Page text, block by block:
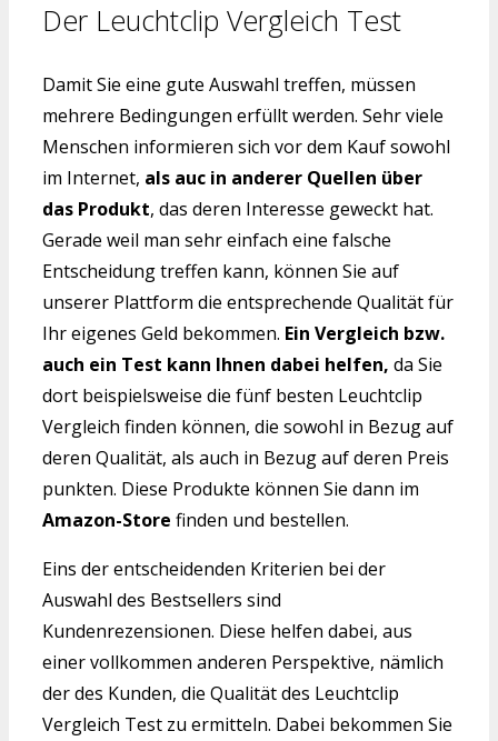
Der Leuchtclip Vergleich Test
Damit Sie eine gute Auswahl treffen, müssen
mehrere Bedingungen erfüllt werden. Sehr viele
Menschen informieren sich vor dem Kauf sowohl
im Internet, als auc in anderer Quellen über
das Produkt, das deren Interesse geweckt hat.
Gerade weil man sehr einfach eine falsche
Entscheidung treffen kann, können Sie auf
unserer Plattform die entsprechende Qualität für
Ihr eigenes Geld bekommen. Ein Vergleich bzw.
auch ein Test kann Ihnen dabei helfen, da Sie
dort beispielsweise die fünf besten Leuchtclip
Vergleich finden können, die sowohl in Bezug auf
deren Qualität, als auch in Bezug auf deren Preis
punkten. Diese Produkte können Sie dann im
Amazon-Store finden und bestellen.
Eins der entscheidenden Kriterien bei der
Auswahl des Bestsellers sind
Kundenrezensionen. Diese helfen dabei, aus
einer vollkommen anderen Perspektive, nämlich
der des Kunden, die Qualität des Leuchtclip
Vergleich Test zu ermitteln. Dabei bekommen Sie